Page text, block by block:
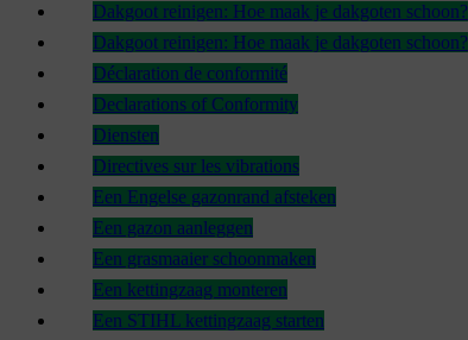
Dakgoot reinigen: Hoe maak je dakgoten schoon?
Dakgoot reinigen: Hoe maak je dakgoten schoon?
Déclaration de conformité
Declarations of Conformity
Diensten
Directives sur les vibrations
Een Engelse gazonrand afsteken
Een gazon aanleggen
Een grasmaaier schoonmaken
Een kettingzaag monteren
Een STIHL kettingzaag starten